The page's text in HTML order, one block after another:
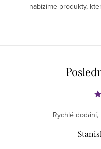
nabízíme produkty,
Rychlé